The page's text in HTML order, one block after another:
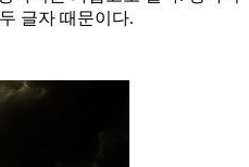
글자 때문이다.